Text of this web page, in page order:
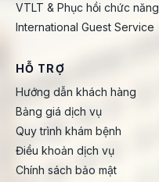
VTLT & Phục hồi chức năng
International Guest Service
HỖ TRỢ
Hướng dẫn khách hàng
Bảng giá dịch vụ
Quy trình khám bệnh
Điều khoản dịch vụ
Chính sách bảo mật